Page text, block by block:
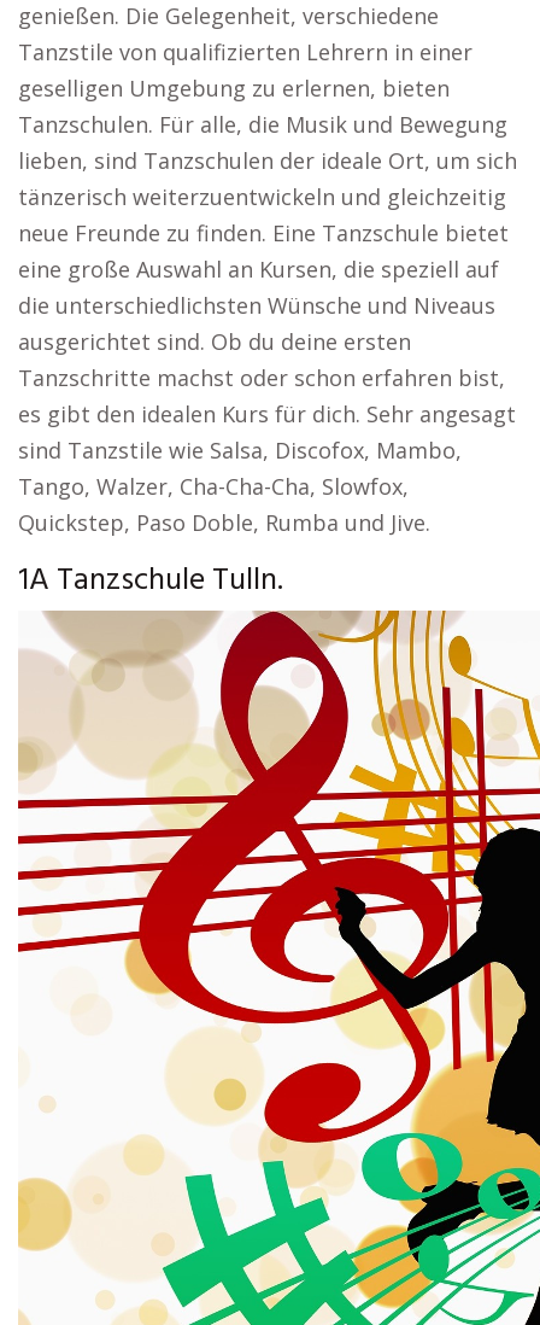
genießen. Die Gelegenheit, verschiedene
Tanzstile von qualifizierten Lehrern in einer
geselligen Umgebung zu erlernen, bieten
Tanzschulen. Für alle, die Musik und Bewegung
lieben, sind Tanzschulen der ideale Ort, um sich
tänzerisch weiterzuentwickeln und gleichzeitig
neue Freunde zu finden. Eine Tanzschule bietet
eine große Auswahl an Kursen, die speziell auf
die unterschiedlichsten Wünsche und Niveaus
ausgerichtet sind. Ob du deine ersten
Tanzschritte machst oder schon erfahren bist,
es gibt den idealen Kurs für dich. Sehr angesagt
sind Tanzstile wie Salsa, Discofox, Mambo,
Tango, Walzer, Cha-Cha-Cha, Slowfox,
Quickstep, Paso Doble, Rumba und Jive.
1A Tanzschule Tulln.